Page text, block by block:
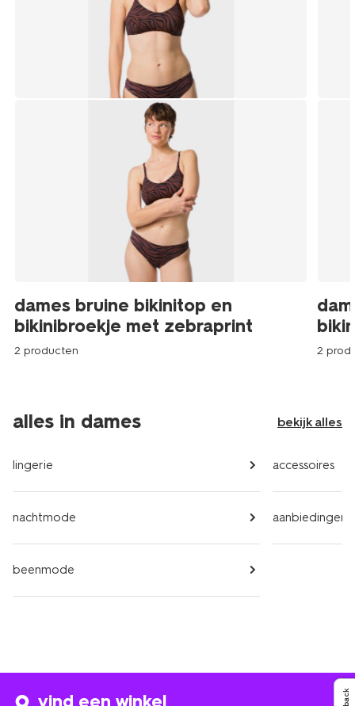
dames bruine bikinitop en
bikinibroekje met zebraprint
2 producten 2
alles in dames bekijk alles
lingerie
nachtmode
beenmode
accessoires
aanbiedingen
vind een winkel